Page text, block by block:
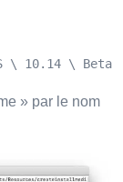
\
» par le nom